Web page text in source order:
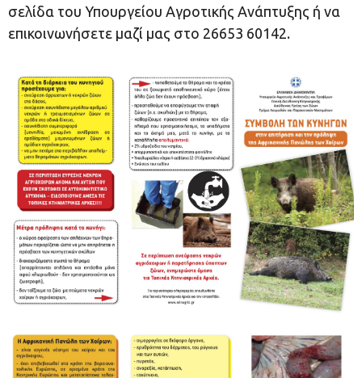
σελίδα του Υπουργείου Αγροτικής Ανάπτυξης ή να
επικοινωνήσετε μαζί μας στο 26653 60142.